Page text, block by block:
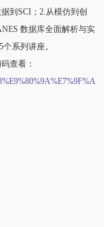
到SCI；2.从模仿到创
数据库全面解析与实
系列讲座。
查看：